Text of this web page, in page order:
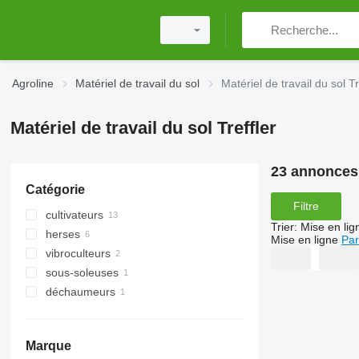
Agroline Matériel de travail du sol Matériel de travail du sol
Matériel de travail du sol Treffler
Catégorie
cultivateurs
herses
herses à dents flexibles
vibroculteurs
sous-soleuses
déchaumeurs
Marque
23
Filtre
Trier: Mise en
Mise en ligne